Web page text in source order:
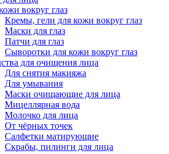
вокруг глаз
Кремы, гели для кожи вокруг глаз
Маски для глаз
Патчи для глаз
Сыворотки для кожи вокруг глаз
для очищения лица
Для снятия макияжа
Для умывания
Маски очищающие для лица
Мицеллярная вода
Молочко для лица
От чёрных точек
Салфетки матирующие
Скрабы, пилинги для лица